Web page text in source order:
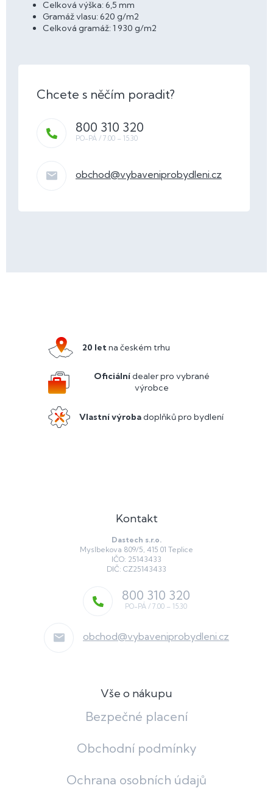
Celková výška: 6,5 mm
Gramáž vlasu: 620 g/m2
Celková gramáž: 1 930 g/m2
obchod@vybaveniprobydleni.cz
800 310 320
20 letna českém trhu
Oficiálnídealer pro vybrané
výrobce
Vlastní výrobadoplňků pro bydlení
Kontakt
Dastech s.r.o.
Myslbekova 809/5, 415 01 Teplice
IČO: 25143433
DIČ: CZ25143433
obchod@vybaveniprobydleni.cz
800 310 320
Vše o nákupu
Bezpečné placení
Obchodní podmínky
Ochrana osobních údajů